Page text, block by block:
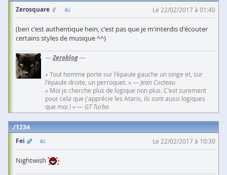
Zerosquare
Le 22/02/2017 à 01:40
(ben c'est authentique hein, c'est pas que je m'interdis d'écouter
certains styles de musique ^^)
—Zeroblog—
« Tout homme porte sur l'épaule gauche un singe et, sur
l'épaule droite, un perroquet. » —Jean Cocteau
« Moi je cherche plus de logique non plus. C'est surement
pour cela que j'apprécie les Ataris, ils sont aussi logiques
que moi ! » — GT Turbo
1234
Fei
Le 22/02/2017 à 10:30
Nightwish